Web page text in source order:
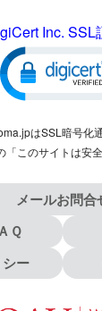
Inc.
はSSL暗号化
「このサイトは安
メールお問合
Ｑ
ー